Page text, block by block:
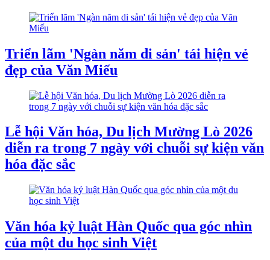
Triển lãm 'Ngàn năm di sản' tái hiện vẻ
đẹp của Văn Miếu
Lễ hội Văn hóa, Du lịch Mường Lò 2026
diễn ra trong 7 ngày với chuỗi sự kiện văn
hóa đặc sắc
Văn hóa kỷ luật Hàn Quốc qua góc nhìn
của một du học sinh Việt